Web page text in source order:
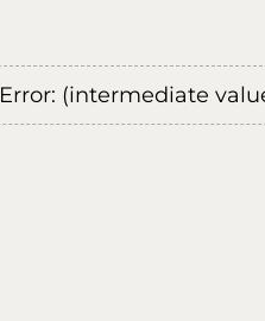
Error: (intermediate